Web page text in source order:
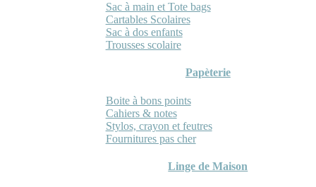
Sac à main et Tote bags
Cartables Scolaires
Sac à dos enfants
Trousses scolaire
Papèterie
Boite à bons points
Cahiers & notes
Stylos, crayon et feutres
Fournitures pas cher
Linge de Maison